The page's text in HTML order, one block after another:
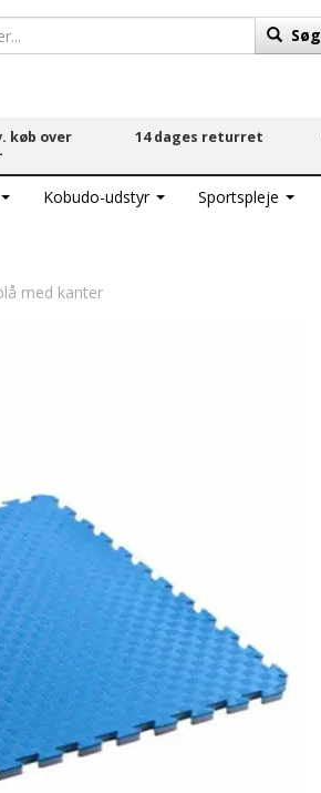
Søg
køb over
14 dages returret
Kobudo-udstyr Sportspleje
med kanter